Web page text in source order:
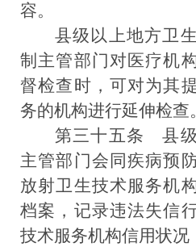
容。
县级以上地方卫
制主管部门对医疗机
督检查时，可对为其
务的机构进行延伸检查。
第三十五条 县
主管部门会同疾病预
放射卫生技术服务机
档案，记录违法失信
技术服务机构信用状况